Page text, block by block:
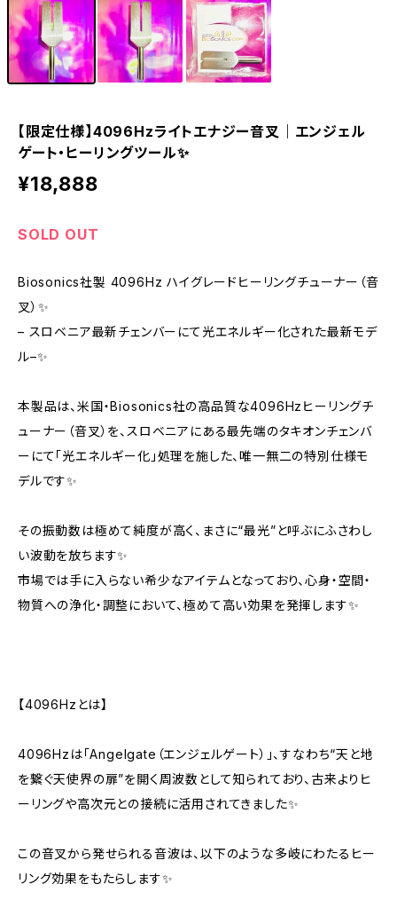
【限定仕様】4096Hzライトエナジー音叉｜エンジェル
ゲート・ヒーリングツール✨
¥18,888
SOLD OUT
Biosonics社製 4096Hz ハイグレードヒーリングチューナー（音
叉）✨
– スロベニア最新チェンバーにて光エネルギー化された最新モデ
ル–✨
本製品は、米国・Biosonics社の高品質な4096Hzヒーリングチ
ューナー（音叉）を、スロベニアにある最先端のタキオンチェンバ
ーにて「光エネルギー化」処理を施した、唯一無二の特別仕様モ
デルです✨
その振動数は極めて純度が高く、まさに“最光”と呼ぶにふさわし
い波動を放ちます✨
市場では手に入らない希少なアイテムとなっており、心身・空間・
物質への浄化・調整において、極めて高い効果を発揮します✨
【4096Hzとは】
4096Hzは「Angelgate（エンジェルゲート）」、すなわち“天と地
を繋ぐ天使界の扉”を開く周波数として知られており、古来よりヒ
ーリングや高次元との接続に活用されてきました✨
この音叉から発せられる音波は、以下のような多岐にわたるヒー
リング効果をもたらします✨